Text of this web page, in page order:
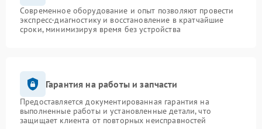
Современное оборудование и опыт позволяют провести
экспресс-диагностику и восстановление в кратчайшие
сроки, минимизируя время без устройства
Гарантия на работы и запчасти
Предоставляется документированная гарантия на
выполненные работы и установленные детали, что
защищает клиента от повторных неисправностей